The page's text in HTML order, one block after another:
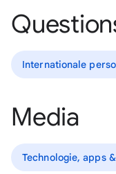
Internationale
Media
Technologie, apps